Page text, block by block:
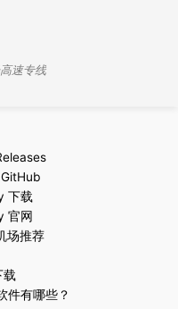
速专线
下载
官网
场推荐
载
件有哪些？